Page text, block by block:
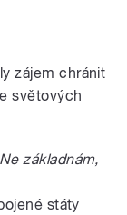
zájem chránit
světových
základnám,
státy